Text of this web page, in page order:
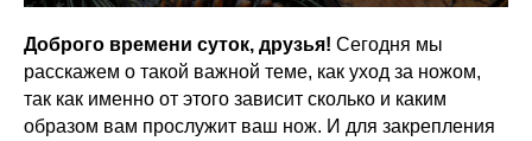
Доброго времени суток, друзья! Сегодня мы
расскажем о такой важной теме, как уход за ножом,
так как именно от этого зависит сколько и каким
образом вам прослужит ваш нож. И для закрепления